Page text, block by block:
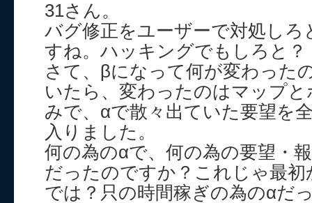
31さん。
バグ修正をユーザーで対処しろ
すね。ハッキングでもしろと？
さて、βになって何が変わった
いたら、変わったのはマップ
みで、αで散々出ていた要望を
入りました。
何の為のαで、何の為の要望・
だったのですか？これじゃ最
では？只の時間稼ぎの為のαだ